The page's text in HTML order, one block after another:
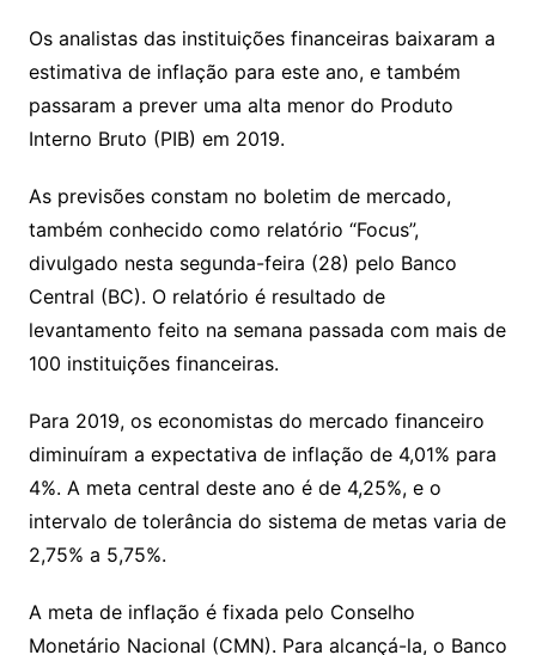
Os analistas das instituições financeiras baixaram a
estimativa de inflação para este ano, e também
passaram a prever uma alta menor do Produto
Interno Bruto (PIB) em 2019.
As previsões constam no boletim de mercado,
também conhecido como relatório “Focus”,
divulgado nesta segunda-feira (28) pelo Banco
Central (BC). O relatório é resultado de
levantamento feito na semana passada com mais de
100 instituições financeiras.
Para 2019, os economistas do mercado financeiro
diminuíram a expectativa de inflação de 4,01% para
4%. A meta central deste ano é de 4,25%, e o
intervalo de tolerância do sistema de metas varia de
2,75% a 5,75%.
A meta de inflação é fixada pelo Conselho
Monetário Nacional (CMN). Para alcançá-la, o Banco